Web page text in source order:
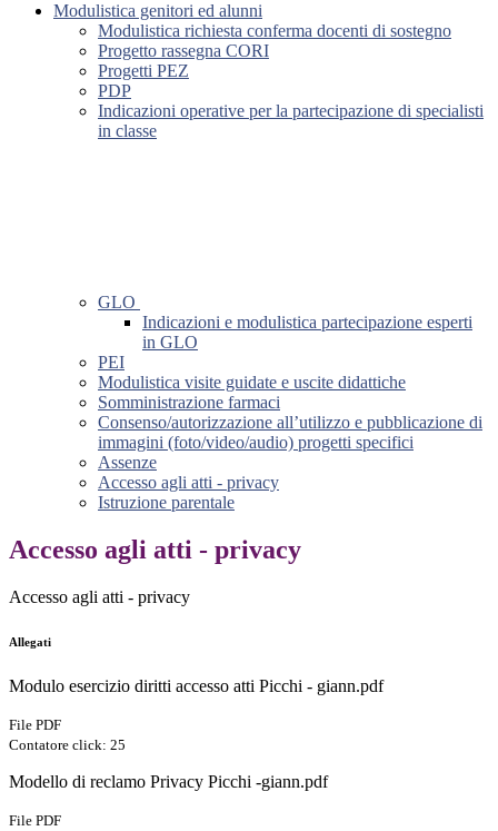
Modulistica genitori ed alunni
Modulistica richiesta conferma docenti di sostegno
Progetto rassegna CORI
Progetti PEZ
PDP
Indicazioni operative per la partecipazione di specialisti
in classe
GLO
Indicazioni e modulistica partecipazione esperti
in GLO
PEI
Modulistica visite guidate e uscite didattiche
Somministrazione farmaci
Consenso/autorizzazione all’utilizzo e pubblicazione di
immagini (foto/video/audio) progetti specifici
Assenze
Accesso agli atti - privacy
Istruzione parentale
Accesso agli atti - privacy
Accesso agli atti - privacy
Allegati
Modulo esercizio diritti accesso atti Picchi - giann.pdf
File PDF
Contatore click: 25
Modello di reclamo Privacy Picchi -giann.pdf
File PDF